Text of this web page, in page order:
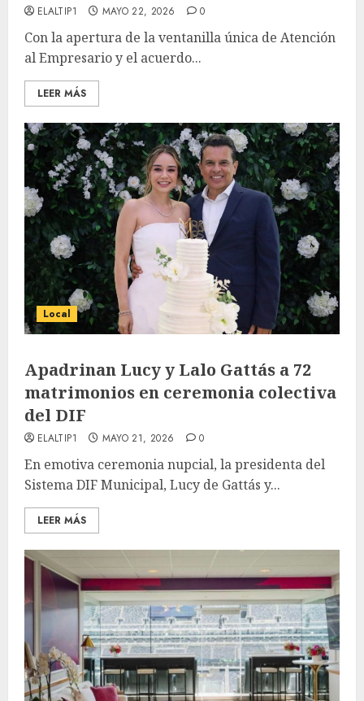
ELALTIP1 MAYO 22, 2026 0
Con la apertura de la ventanilla única de Atención
al Empresario y el acuerdo...
LEER MÁS
Local
Apadrinan Lucy y Lalo Gattás a 72
matrimonios en ceremonia colectiva
del DIF
ELALTIP1 MAYO 21, 2026 0
En emotiva ceremonia nupcial, la presidenta del
Sistema DIF Municipal, Lucy de Gattás y...
LEER MÁS